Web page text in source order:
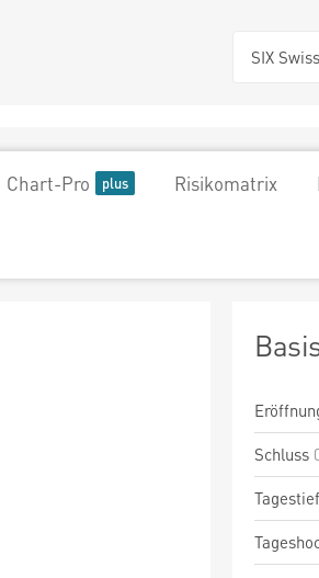
SIX
Chart-Pro Risikomatrix
Schluss
Tagestief